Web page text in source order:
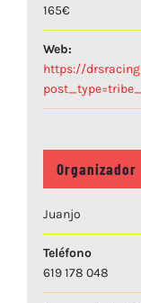
165€
Web:
https://
Organizador
Juanjo
Teléfono
619 178 048